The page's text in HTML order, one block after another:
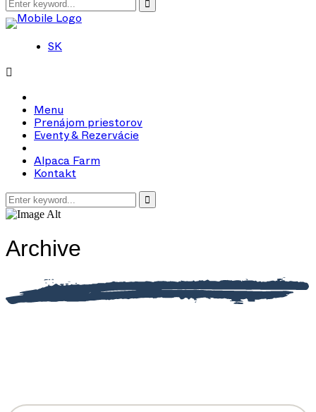
SK
Menu
Prenájom priestorov
Eventy & Rezervácie
Alpaca Farm
Kontakt
Archive